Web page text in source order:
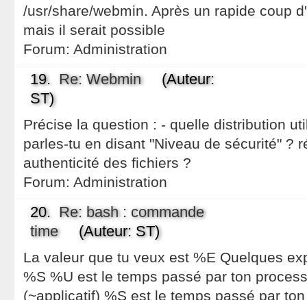
/usr/share/webmin. Après un rapide coup
mais il serait possible
Forum: Administration
19. Re: Webmin(Auteur:
ST)
Précise la question : - quelle distribution
parles-tu en disant "Niveau de sécurité" ?
authenticité des fichiers ?
Forum: Administration
20. Re: bash : commande
time(Auteur: ST)
La valeur que tu veux est %E Quelques
%S %U est le temps passé par ton
(~applicatif) %S est le temps passé par